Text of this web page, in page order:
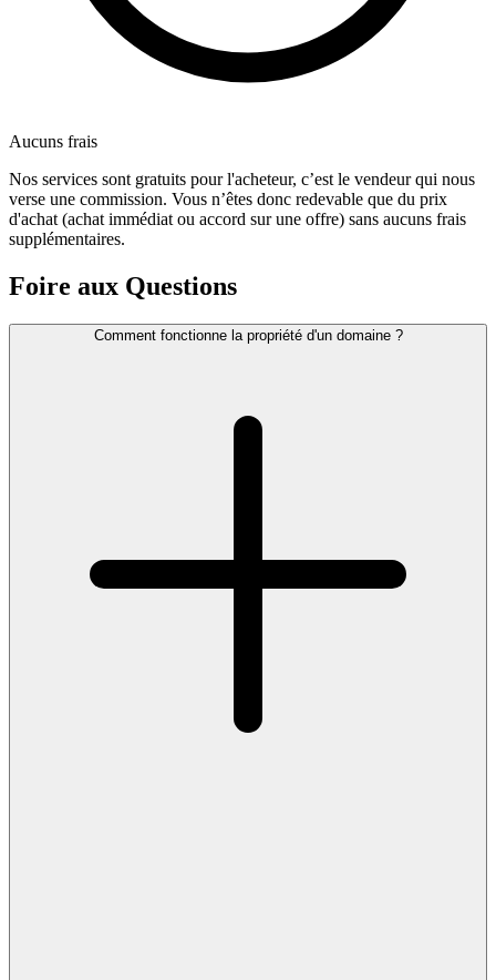
Aucuns frais
Nos services sont gratuits pour l'acheteur, c’est le vendeur qui nous
verse une commission. Vous n’êtes donc redevable que du prix
d'achat (achat immédiat ou accord sur une offre) sans aucuns frais
supplémentaires.
Foire aux Questions
Comment fonctionne la propriété d'un domaine ?